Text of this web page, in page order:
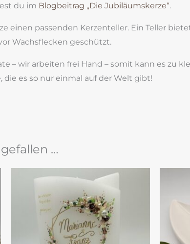
du im Blogbeitrag „Die Jubiläumskerze“.
einen passenden Kerzenteller. Ein Teller
Wachsflecken geschützt.
– wir arbeiten frei Hand – somit kann es
es so nur einmal auf der Welt gibt!
…